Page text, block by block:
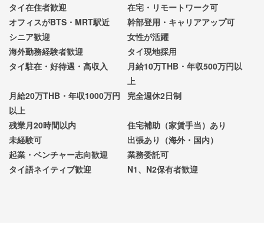
タイ在住者歓迎
在宅・リモートワーク可
オフィスがBTS・MRT駅近
幹部登用・キャリアアップ可
シニア歓迎
女性が活躍
海外勤務経験者歓迎
タイ現地採用
タイ駐在・好待遇・高収入
月給10万THB・年収500万円以
上
月給20万THB・年収1000万円
以上
完全週休2日制
残業月20時間以内
住宅補助（家賃手当）あり
未経験可
出張あり（海外・国内）
起業・ベンチャー志向歓迎
業務委託可
タイ語ネイティブ歓迎
N1、N2保有者歓迎